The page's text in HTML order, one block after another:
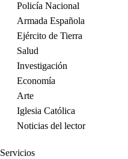
Policía Nacional
Armada Española
Ejército de Tierra
Salud
Investigación
Economía
Arte
Iglesia Católica
Noticias del lector
Servicios